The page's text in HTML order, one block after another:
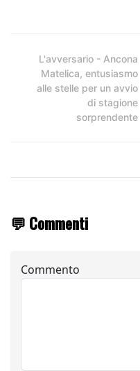
L'avversario - Ancona
Matelica, entusiasmo
alle stelle per un avvio
di stagione
sorprendente
💬 Commenti